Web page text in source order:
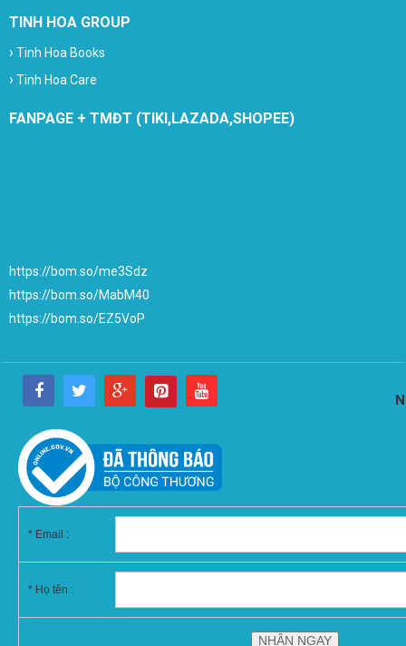
TINH HOA GROUP
› Tinh Hoa Books
› Tinh Hoa Care
FANPAGE + TMĐT (TIKI,LAZADA,SHOPEE)
https://bom.so/me3Sdz
https://bom.so/MabM40
https://bom.so/EZ5VoP
* Email :
* Họ tên :